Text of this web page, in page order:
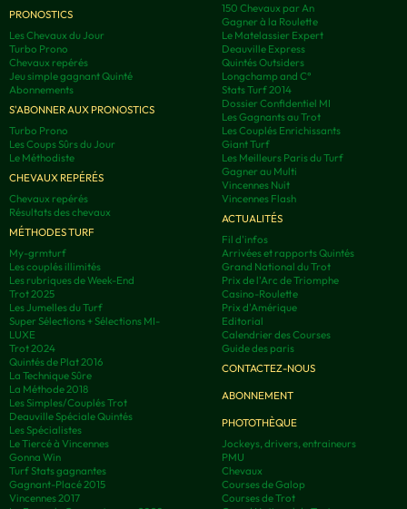
PRONOSTICS
Les Chevaux du Jour
Turbo Prono
Chevaux repérés
Jeu simple gagnant Quinté
Abonnements
S'ABONNER AUX PRONOSTICS
Turbo Prono
Les Coups Sûrs du Jour
Le Méthodiste
CHEVAUX REPÉRÉS
Chevaux repérés
Résultats des chevaux
MÉTHODES TURF
My-grmturf
Les couplés illimités
Les rubriques de Week-End
Trot 2025
Les Jumelles du Turf
Super Sélections + Sélections MI-
LUXE
Trot 2024
Quintés de Plat 2016
La Technique Sûre
La Méthode 2018
Les Simples/Couplés Trot
Deauville Spéciale Quintés
Les Spécialistes
Le Tiercé à Vincennes
Gonna Win
Turf Stats gagnantes
Gagnant-Placé 2015
Vincennes 2017
150 Chevaux par An
Gagner à la Roulette
Le Matelassier Expert
Deauville Express
Quintés Outsiders
Longchamp and C°
Stats Turf 2014
Dossier Confidentiel MI
Les Gagnants au Trot
Les Couplés Enrichissants
Giant Turf
Les Meilleurs Paris du Turf
Gagner au Multi
Vincennes Nuit
Vincennes Flash
ACTUALITÉS
Fil d'infos
Arrivées et rapports Quintés
Grand National du Trot
Prix de l'Arc de Triomphe
Casino-Roulette
Prix d'Amérique
Editorial
Calendrier des Courses
Guide des paris
CONTACTEZ-NOUS
ABONNEMENT
PHOTOTHÈQUE
Jockeys, drivers, entraineurs
PMU
Chevaux
Courses de Galop
Courses de Trot